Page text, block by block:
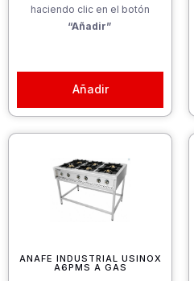
haciendo clic en el botón
“Añadir”
Añadir
ANAFE INDUSTRIAL USINOX
A6PMS A GAS